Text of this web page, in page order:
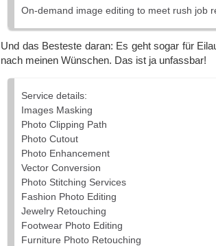
On-demand image editing to meet rush job
Und das Besteste daran: Es geht sogar für
nach meinen Wünschen. Das ist ja unfassbar!
Service details:
Images Masking
Photo Clipping Path
Photo Cutout
Photo Enhancement
Vector Conversion
Photo Stitching Services
Fashion Photo Editing
Jewelry Retouching
Footwear Photo Editing
Furniture Photo Retouching